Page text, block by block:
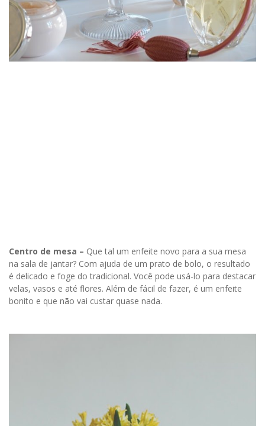
Centro de mesa – Que tal um enfeite novo para a sua mesa
na sala de jantar? Com ajuda de um prato de bolo, o resultado
é delicado e foge do tradicional. Você pode usá-lo para destacar
velas, vasos e até flores. Além de fácil de fazer, é um enfeite
bonito e que não vai custar quase nada.